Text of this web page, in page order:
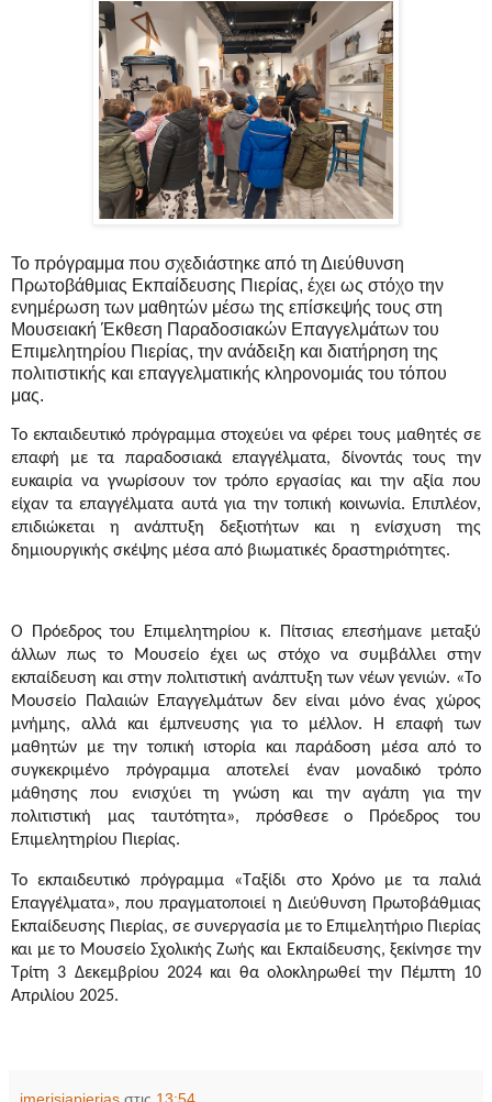
Το πρόγραμμα που σχεδιάστηκε από τη Διεύθυνση
Πρωτοβάθμιας Εκπαίδευσης Πιερίας, έχει ως στόχο την
ενημέρωση των μαθητών μέσω της επίσκεψής τους στη
Μουσειακή Έκθεση Παραδοσιακών Επαγγελμάτων του
Επιμελητηρίου Πιερίας, την ανάδειξη και διατήρηση της
πολιτιστικής και επαγγελματικής κληρονομιάς του τόπου
μας.
Το εκπαιδευτικό πρόγραμμα στοχεύει να φέρει τους μαθητές σε
επαφή με τα παραδοσιακά επαγγέλματα, δίνοντάς τους την
ευκαιρία να γνωρίσουν τον τρόπο εργασίας και την αξία που
είχαν τα επαγγέλματα αυτά για την τοπική κοινωνία. Επιπλέον,
επιδιώκεται η ανάπτυξη δεξιοτήτων και η ενίσχυση της
δημιουργικής σκέψης μέσα από βιωματικές δραστηριότητες.
Ο Πρόεδρος του Επιμελητηρίου κ. Πίτσιας επεσήμανε μεταξύ
άλλων πως το Μουσείο έχει ως στόχο να συμβάλλει στην
εκπαίδευση και στην πολιτιστική ανάπτυξη των νέων γενιών. «Το
Μουσείο Παλαιών Επαγγελμάτων δεν είναι μόνο ένας χώρος
μνήμης, αλλά και έμπνευσης για το μέλλον. Η επαφή των
μαθητών με την τοπική ιστορία και παράδοση μέσα από το
συγκεκριμένο πρόγραμμα αποτελεί έναν μοναδικό τρόπο
μάθησης που ενισχύει τη γνώση και την αγάπη για την
πολιτιστική μας ταυτότητα», πρόσθεσε ο Πρόεδρος του
Επιμελητηρίου Πιερίας.
Το εκπαιδευτικό πρόγραμμα «Ταξίδι στο Χρόνο με τα παλιά
Επαγγέλματα», που πραγματοποιεί η Διεύθυνση Πρωτοβάθμιας
Εκπαίδευσης Πιερίας, σε συνεργασία με το Επιμελητήριο Πιερίας
και με το Μουσείο Σχολικής Ζωής και Εκπαίδευσης, ξεκίνησε την
Τρίτη 3 Δεκεμβρίου 2024 και θα ολοκληρωθεί την Πέμπτη 10
Απριλίου 2025.
imerisiapierias στις 13:54